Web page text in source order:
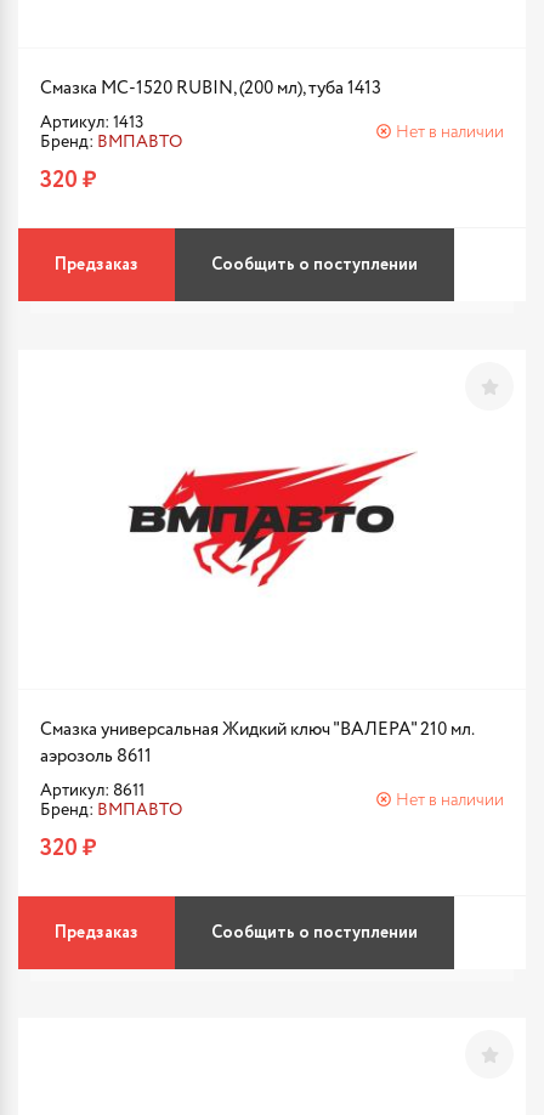
Смазка МС-1520 RUBIN, (200 мл), туба 1413
Артикул: 1413
Бренд: ВМПАВТО
Нет в наличии
320 ₽
Предзаказ Сообщить о поступлении
Смазка универсальная Жидкий ключ "ВАЛЕРА" 210 мл.
аэрозоль 8611
Артикул: 8611
Бренд: ВМПАВТО
Нет в наличии
320 ₽
Предзаказ Сообщить о поступлении